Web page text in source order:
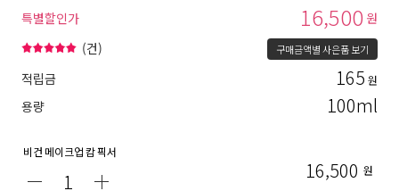
특별할인가
16,500 원
(건) 구매금액별 사은품 보기
적립금 165 원
용량 100ml
비건 메이크업 캄 픽서
16,500 원